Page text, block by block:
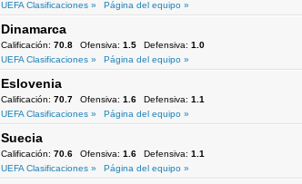
UEFA Clasificaciones »
Página del equipo »
Dinamarca
Calificación: 70.8 Ofensiva: 1.5 Defensiva: 1.0
UEFA Clasificaciones »
Página del equipo »
Eslovenia
Calificación: 70.7 Ofensiva: 1.6 Defensiva: 1.1
UEFA Clasificaciones »
Página del equipo »
Suecia
Calificación: 70.6 Ofensiva: 1.6 Defensiva: 1.1
UEFA Clasificaciones »
Página del equipo »